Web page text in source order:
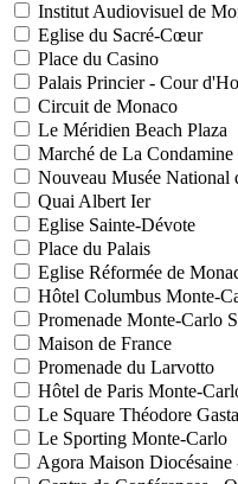
Institut Audiovisuel de
Eglise du Sacré-Cœur
Place du Casino
Palais Princier - Cour
Circuit de Monaco
Le Méridien Beach Plaza
Marché de La Condamine
Nouveau Musée National
Quai Albert Ier
Eglise Sainte-Dévote
Place du Palais
Eglise Réformée de
Hôtel Columbus Monte-
Promenade Monte-Carlo
Maison de France
Promenade du Larvotto
Hôtel de Paris Monte-
Le Square Théodore
Le Sporting Monte-Carlo
Agora Maison Diocésaine